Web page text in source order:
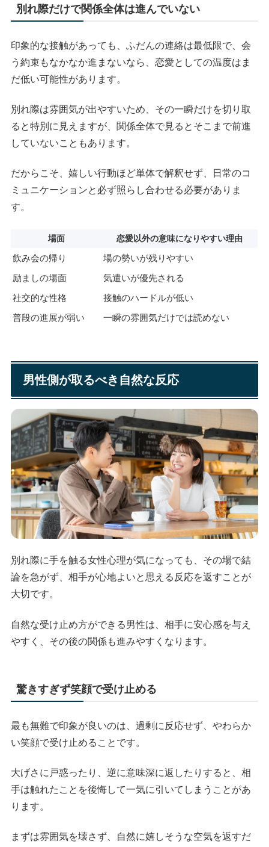
別れ際だけで関係全体は進んでいない
印象的な接触があっても、ふだんの連絡は最低限で、会
う約束もなかなか進まないなら、恋愛としての温度はま
だ低い可能性があります。
別れ際は雰囲気が出やすいため、その一瞬だけを切り取
ると特別に見えますが、関係全体で見るとそこまで前進
していないこともあります。
だからこそ、嬉しい行動ほど単体で解釈せず、日常のコ
ミュニケーションと必ず照らし合わせる必要がありま
す。
場面 恋愛以外の意味になりやすい理由
飲み会の帰り
場の勢いが残りやすい
励ましの場面
気遣いが優先される
社交的な性格
接触のハードルが低い
普段の進展が弱い
一瞬の雰囲気だけでは読めない
男性側が取るべき自然な反応
別れ際に手を触る女性心理が気になっても、その場で結
論を急がず、相手が心地よいと思える反応を返すことが
大切です。
自然な受け止め方ができる男性は、相手に安心感を与え
やすく、その後の関係も進みやすくなります。
驚きすぎず笑顔で受け止める
最も無難で印象が良いのは、過剰に反応せず、やわらか
い笑顔で受け止めることです。
大げさに戸惑ったり、逆に意味深に返したりすると、相
手は触れたことを後悔して一気に引いてしまうことがあ
ります。
まずは雰囲気を壊さず、自然に嬉しそうな空気を返すだ